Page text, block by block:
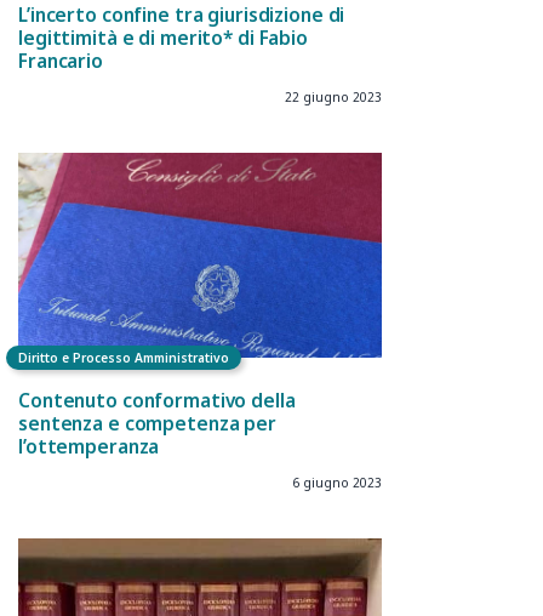
L’incerto confine tra giurisdizione di
legittimità e di merito* di Fabio
Francario
22 giugno 2023
Diritto e Processo Amministrativo
Contenuto conformativo della
sentenza e competenza per
l’ottemperanza
6 giugno 2023